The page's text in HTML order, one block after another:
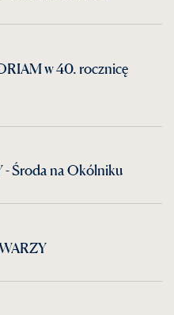
w 40. rocznicę
Środa na Okólniku